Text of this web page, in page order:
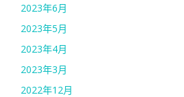
2023年6月
2023年5月
2023年4月
2023年3月
2022年12月